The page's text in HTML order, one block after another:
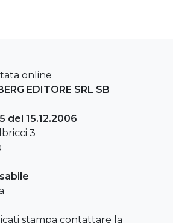
online
EDITORE SRL SB
del 15.12.2006
3
stampa contattare la